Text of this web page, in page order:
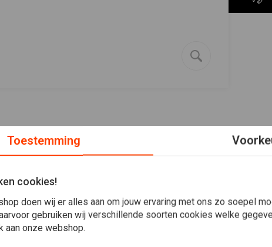
een diameter van 1 1/4 "; Afmetingen ong .: 91 cm breed x 6,5
Toestemming
cookies!
doen wij er alles aan om jouw ervaring met ons zo soepel
gebruiken wij verschillende soorten cookies welke
aan onze webshop.